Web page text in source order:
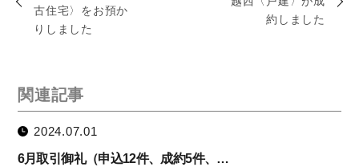
古住宅〉をお預か
りしました
約しました
関連記事
2024.07.01
6月取引御礼（申込12件、成約5件、…